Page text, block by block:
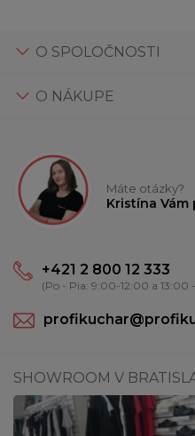
O SPOLOČNOSTI
O NÁKUPE
Máte otázky?
Kristína Vám
+421 2 800 12 333
(Po - Pia: 9:00-12:00 a 13:00
SHOWROOM V